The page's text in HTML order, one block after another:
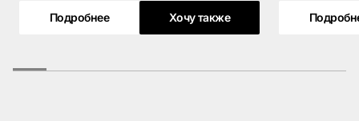
Подробнее Хочу также
приехал к
пришел с